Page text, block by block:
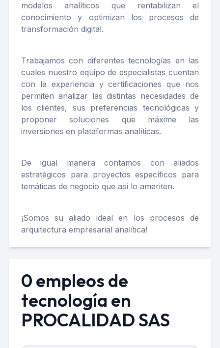
modelos analíticos que rentabilizan el
conocimiento y optimizan los procesos de
transformación digital.
Trabajamos con diferentes tecnologías en las
cuales nuestro equipo de especialistas cuentan
con la experiencia y certificaciones que nos
permiten analizar las distintas necesidades de
los clientes, sus preferencias tecnológicas y
proponer soluciones que máxime las
inversiones en plataformas analíticas.
De igual manera contamos con aliados
estratégicos para proyectos específicos para
temáticas de negocio que así lo ameriten.
¡Somos su aliado ideal en los procesos de
arquitectura empresarial analítica!
0 empleos de
tecnología en
PROCALIDAD SAS